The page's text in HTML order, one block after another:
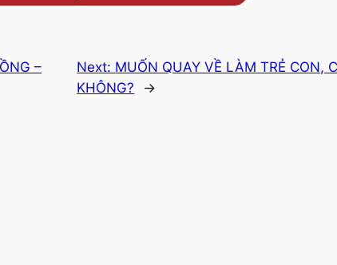
–
Next: MUỐN QUAY VỀ LÀM TRẺ CON,
KHÔNG?
→